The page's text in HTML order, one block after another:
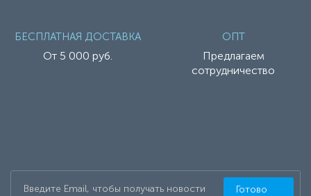
БЕСПЛАТНАЯ ДОСТАВКА
От 5 000 руб.
ОПТ
Предлагаем
сотрудничество
Готово